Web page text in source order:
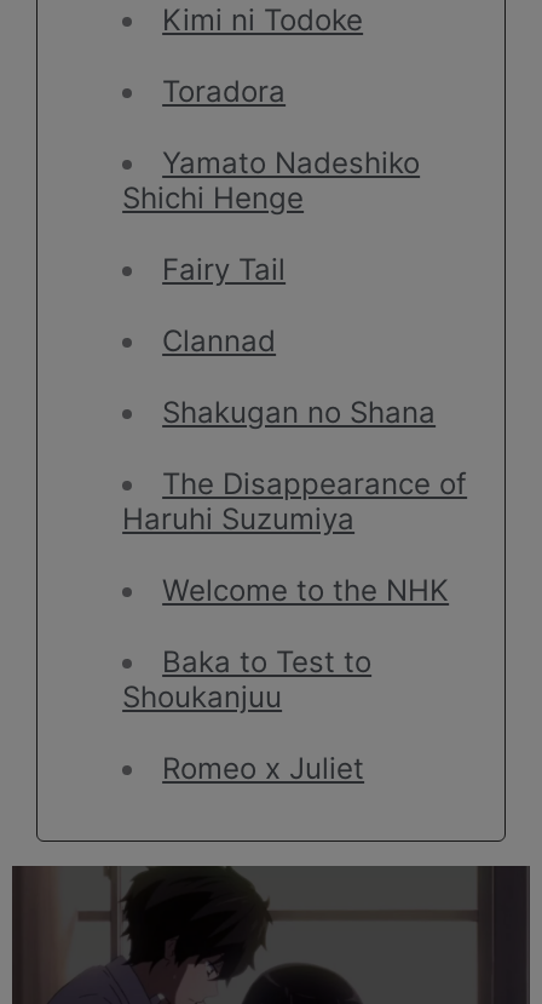
Kimi ni Todoke
Toradora
Yamato Nadeshiko
Shichi Henge
Fairy Tail
Clannad
Shakugan no Shana
The Disappearance of
Haruhi Suzumiya
Welcome to the NHK
Baka to Test to
Shoukanjuu
Romeo x Juliet